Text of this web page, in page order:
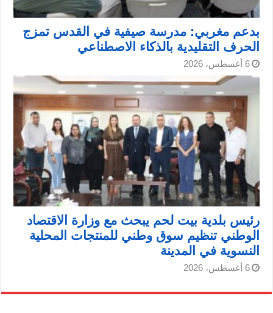
بدعم مغربي: مدرسة صيفية في القدس تمزج
الحرف التقليدية بالذكاء الاصطناعي
6 أغسطس، 2026
رئيس بلدية بيت لحم يبحث مع وزارة الاقتصاد
الوطني تنظيم سوق وطني للمنتجات المحلية
النسوية في المدينة
6 أغسطس، 2026